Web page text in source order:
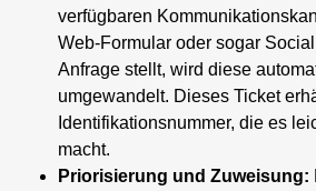
verfügbaren
Web-Formular oder sogar
Anfrage stellt, wird diese
umgewandelt. Dieses Ticket
Identifikationsnummer, die es
macht.
Priorisierung und Zuweisung: